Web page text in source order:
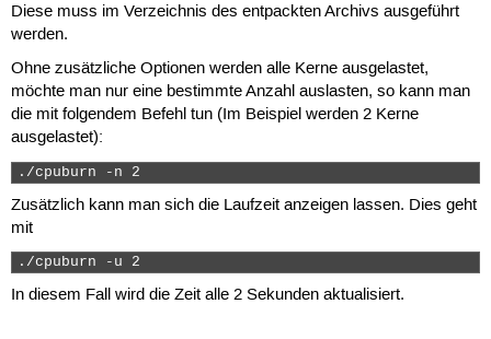
Diese muss im Verzeichnis des entpackten Archivs ausgeführt
werden.
Ohne zusätzliche Optionen werden alle Kerne ausgelastet,
möchte man nur eine bestimmte Anzahl auslasten, so kann man
die mit folgendem Befehl tun (Im Beispiel werden 2 Kerne
ausgelastet):
./cpuburn -n 2
Zusätzlich kann man sich die Laufzeit anzeigen lassen. Dies geht
mit
./cpuburn -u 2
In diesem Fall wird die Zeit alle 2 Sekunden aktualisiert.